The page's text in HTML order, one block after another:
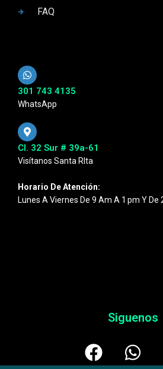
FAQ
301 743 4135
WhatsApp
Cl. 32 Sur # 39a-61
Visítanos Santa RIta
Horario De Atención:
Lunes A Viernes De 9 Am A 1 Pm Y De
Siguenos